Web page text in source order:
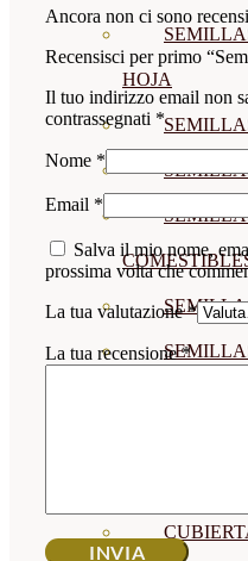
HOJA
Ancora non ci sono
Recensisci per primo
Il tuo indirizzo email non
contrassegnati *
Nome *
Email *
Salva il mio nome,
prossima volta che
La tua valutazione*
La tua recensione*